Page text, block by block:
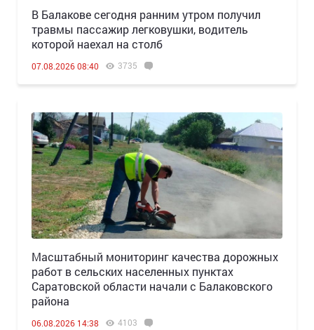
В Балакове сегодня ранним утром получил
травмы пассажир легковушки, водитель
которой наехал на столб
07.08.2026 08:40 3735
Масштабный мониторинг качества дорожных
работ в сельских населенных пунктах
Саратовской области начали с Балаковского
района
06.08.2026 14:38 4103